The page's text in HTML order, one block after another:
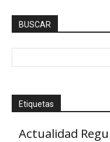
BUSCAR
Etiquetas
Actualidad